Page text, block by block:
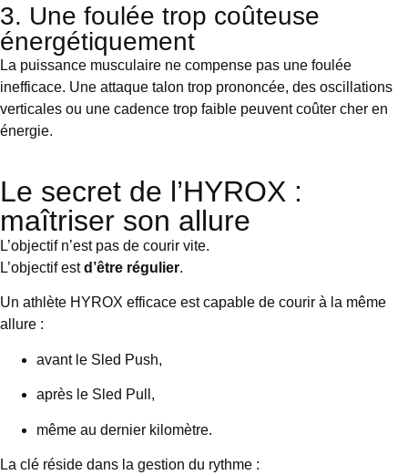
3. Une foulée trop coûteuse
énergétiquement
La puissance musculaire ne compense pas une foulée
inefficace. Une attaque talon trop prononcée, des oscillations
verticales ou une cadence trop faible peuvent coûter cher en
énergie.
Le secret de l’HYROX :
maîtriser son allure
L’objectif n’est pas de courir vite.
L’objectif estd’être régulier.
Un athlète HYROX efficace est capable de courir à la même
allure :
avant le Sled Push,
après le Sled Pull,
même au dernier kilomètre.
La clé réside dans la gestion du rythme :